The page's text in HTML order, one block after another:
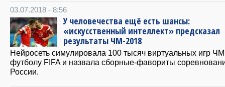
03.07.2018 - 8:56
У человечества ещё есть шансы:
«искусственный интеллект» предсказал
результаты ЧМ-2018
Нейросеть симулировала 100 тысяч виртуальных игр
футболу FIFA и назвала сборные-фавориты
России.